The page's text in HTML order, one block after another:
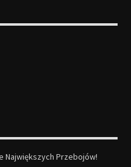
Największych Przebojów!